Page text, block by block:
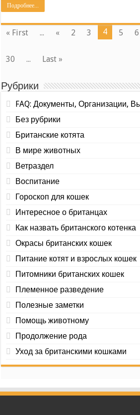
Подробнее...
« First ... « 2 3 4 5 6
30
... Last »
Рубрики
FAQ: Документы, Организации,
Без рубрики
Британские котята
В мире животных
Ветраздел
Воспитание
Гороскоп для кошек
Интересное о британцах
Как назвать британского котенка
Окрасы британских кошек
Питание котят и взрослых кошек
Питомники британских кошек
Племенное разведение
Полезные заметки
Помощь животному
Продолжение рода
Уход за британскими кошками